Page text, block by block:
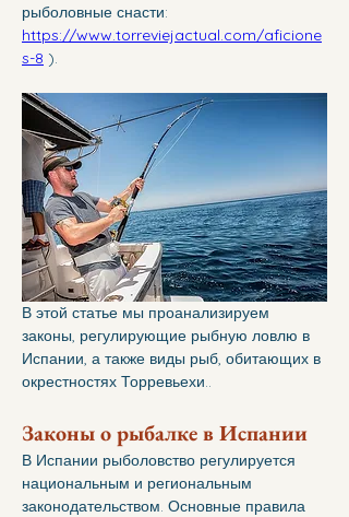
рыболовные снасти:
https://www.torreviejactual.com/aficione
s-8 ).
В этой статье мы проанализируем
законы, регулирующие рыбную ловлю в
Испании, а также виды рыб, обитающих в
окрестностях Торревьехи..
Законы о рыбалке в Испании
В Испании рыболовство регулируется
национальным и региональным
законодательством. Основные правила